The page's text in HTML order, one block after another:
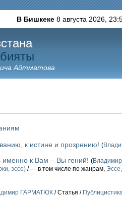
В Бишкеке8 августа 2026,
Айтматова
к истине и прозрению! (
к Вам – Вы гений! (
эссе) / — в том числе по жанрам,
ГАРМАТЮК / Статья /